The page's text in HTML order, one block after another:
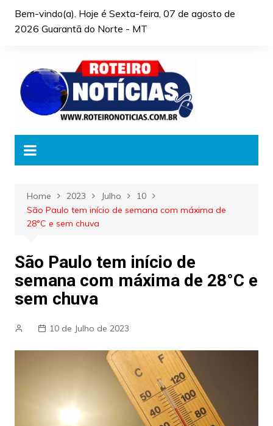
Bem-vindo(a). Hoje é Sexta-feira, 07 de agosto de
2026 Guarantã do Norte - MT
Home 2023 Julho
10
São Paulo tem início de semana com máxima de
28°C e sem chuva
São Paulo tem início de
semana com máxima de 28°C e
sem chuva
10 de Julho de 2023